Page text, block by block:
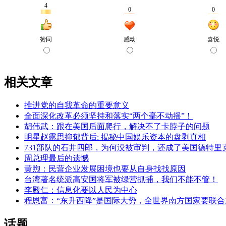
相关文章
推进党的自我革命的重要意义
全面深化改革必须坚持和落实“两个毫不动摇”！
胡伟武：跟在美国后面爬行，解决不了卡脖子的问题
明星赵露思抑郁背后: 揭秘中国娱乐资本的盘剥真相
731部队的石井四郎，为何没被审判，还成了美国德特里
周总理最后的遗憾
黄煦：民营企业发展困境也要从自身找找原因
台湾著名统派高安国将军被绿营抓捕，我们不能不管！
李殿仁：信息化要以人民为中心
程恩富：“东升西降”是国际大势，全世界南方国家要联